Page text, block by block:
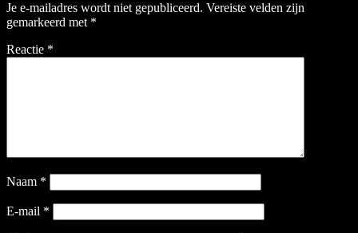
Je e-mailadres wordt niet gepubliceerd. Vereiste velden zijn
gemarkeerd met *
Reactie *
Naam *
E-mail *